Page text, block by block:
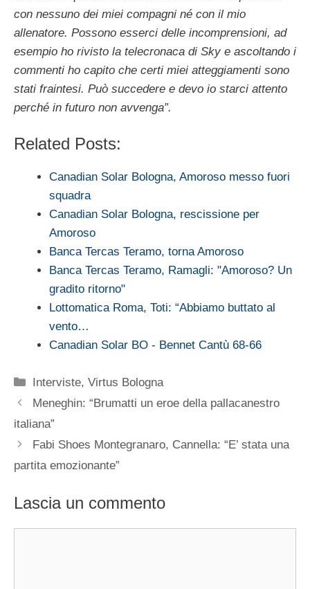
con nessuno dei miei compagni né con il mio
allenatore. Possono esserci delle incomprensioni, ad
esempio ho rivisto la telecronaca di Sky e ascoltando i
commenti ho capito che certi miei atteggiamenti sono
stati fraintesi. Può succedere e devo io starci attento
perché in futuro non avvenga”.
Related Posts:
Canadian Solar Bologna, Amoroso messo fuori
squadra
Canadian Solar Bologna, rescissione per
Amoroso
Banca Tercas Teramo, torna Amoroso
Banca Tercas Teramo, Ramagli: "Amoroso? Un
gradito ritorno"
Lottomatica Roma, Toti: “Abbiamo buttato al
vento…
Canadian Solar BO - Bennet Cantù 68-66
Categorie
Interviste,Virtus Bologna
Meneghin: “Brumatti un eroe della pallacanestro
italiana”
Fabi Shoes Montegranaro, Cannella: “E’ stata una
partita emozionante”
Lascia un commento